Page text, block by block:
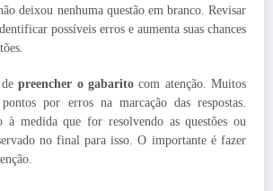
deixou nenhuma questão em branco. Revisar
possíveis erros e aumenta suas chances
depreencher o gabaritocom atenção. Muitos
por erros na marcação das respostas.
à medida que for resolvendo as questões ou
no final para isso. O importante é fazer